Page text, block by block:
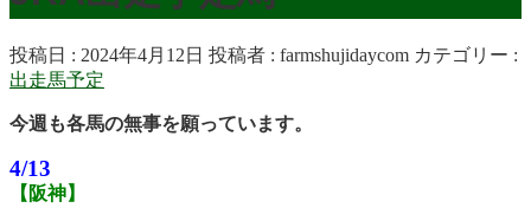
投稿日 : 2024年4月12日 投稿者 : farmshujidaycom カテゴリー :
出走馬予定
今週も各馬の無事を願っています。
4/13
【阪神】